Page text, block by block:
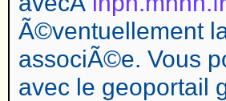
Ã©ventuellement
associÃ©e. Vous
avec le geoportail